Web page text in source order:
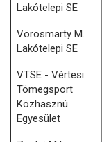
Lakótelepi SE
Vörösmarty M.
Lakótelepi SE
VTSE - Vértesi
Tömegsport
Közhasznú
Egyesület